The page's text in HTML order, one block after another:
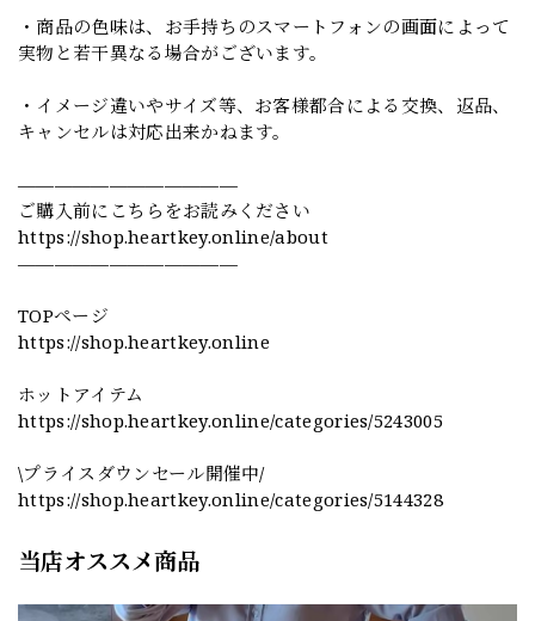
・商品の色味は、お手持ちのスマートフォンの画面によって
実物と若干異なる場合がございます。
・イメージ違いやサイズ等、お客様都合による交換、返品、
キャンセルは対応出来かねます。
————————————
ご購入前にこちらをお読みください
https://shop.heartkey.online/about
————————————
TOPページ
https://shop.heartkey.online
ホットアイテム
https://shop.heartkey.online/categories/5243005
\プライスダウンセール開催中/
https://shop.heartkey.online/categories/5144328
当店オススメ商品